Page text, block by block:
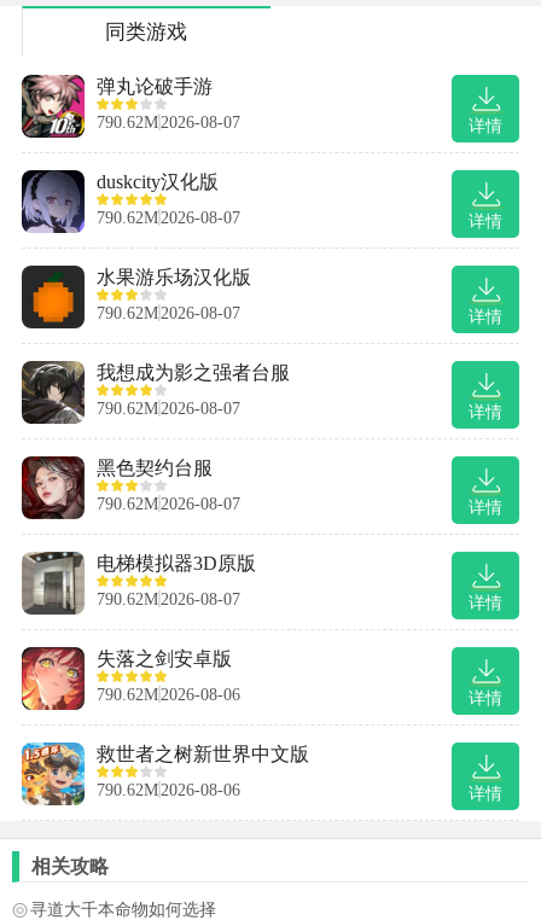
同类游戏
详情
弹丸论破手游
790.62M 2026-08-07
详情
duskcity汉化版
790.62M 2026-08-07
详情
水果游乐场汉化版
790.62M 2026-08-07
详情
我想成为影之强者台服
790.62M 2026-08-07
详情
黑色契约台服
790.62M 2026-08-07
详情
电梯模拟器3D原版
790.62M 2026-08-07
详情
失落之剑安卓版
790.62M 2026-08-06
详情
救世者之树新世界中文版
790.62M 2026-08-06
相关攻略
寻道大千本命物如何选择